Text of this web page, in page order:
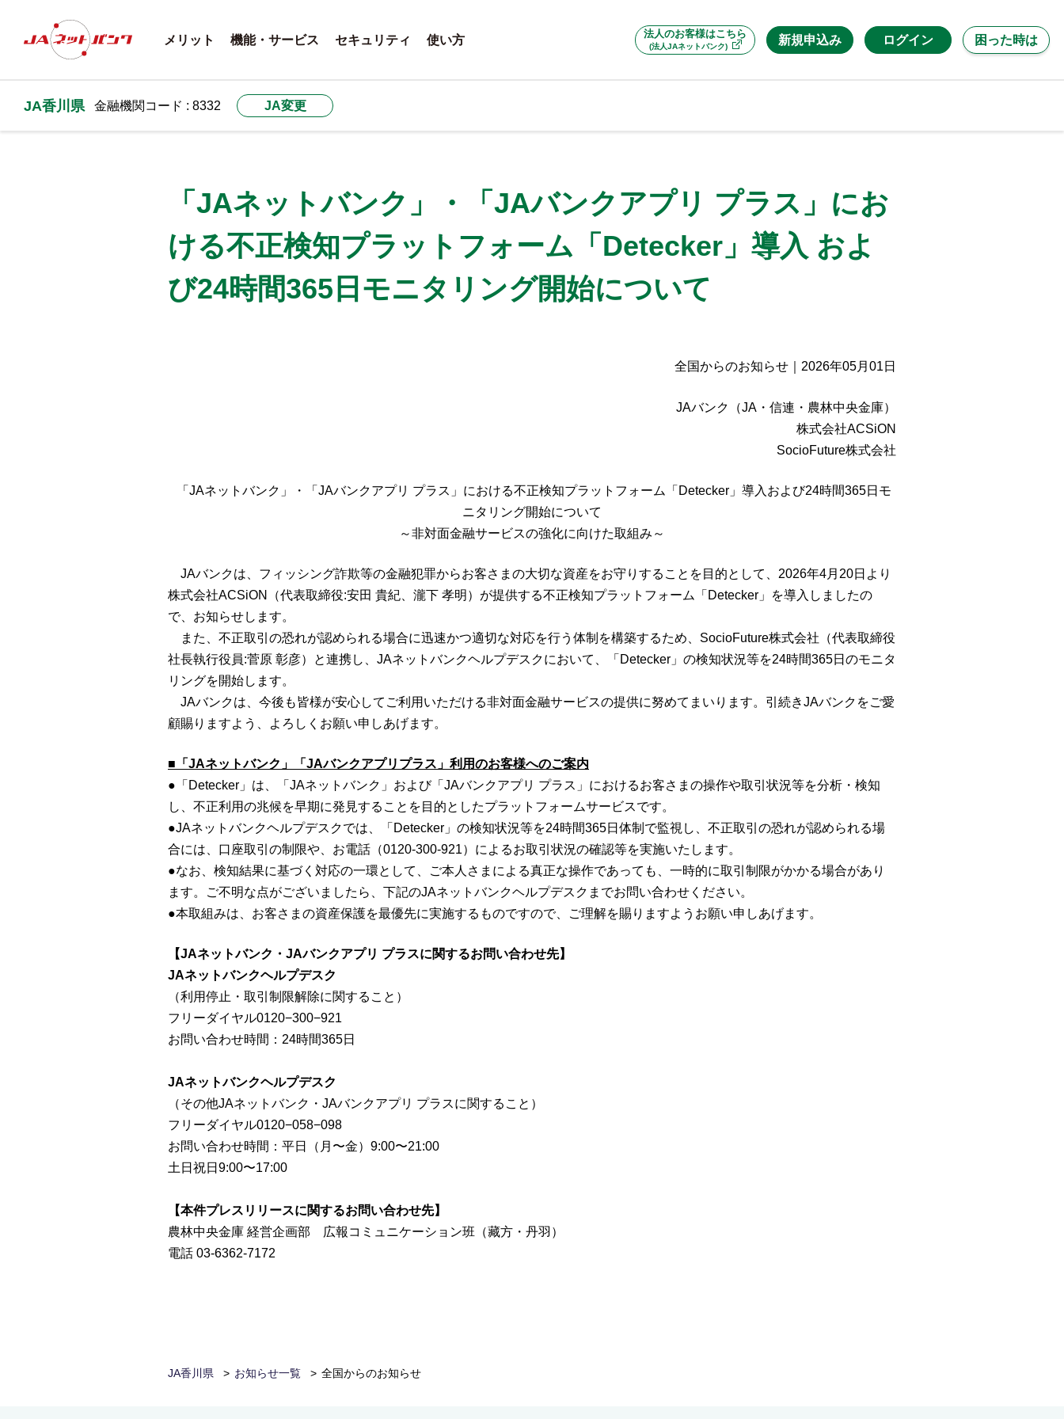
法人のお客様はこちら
(法人JAネットバンク) 新規申込み
メリット 機能・サービス セキュリティ 使い方 ログイン 困った時は
JA香川県 金融機関コード : 8332 JA変更
「JAネットバンク」・「JAバンクアプリ プラス」にお
ける不正検知プラットフォーム「Detecker」導入 およ
び24時間365日モニタリング開始について
全国からのお知らせ 2026年05月01日
JAバンク（JA・信連・農林中央⾦庫）
株式会社ACSiON
SocioFuture株式会社
「JAネットバンク」・「JAバンクアプリ プラス」における不正検知プラットフォーム「Detecker」導入および24時間365日モ
ニタリング開始について
～⾮対⾯⾦融サービスの強化に向けた取組み～
JAバンクは、フィッシング詐欺等の金融犯罪からお客さまの大切な資産をお守りすることを目的として、2026年4月20日より
株式会社ACSiON（代表取締役:安田 貴紀、瀧下 孝明）が提供する不正検知プラットフォーム「Detecker」を導入しましたの
で、お知らせします。
また、不正取引の恐れが認められる場合に迅速かつ適切な対応を行う体制を構築するため、SocioFuture株式会社（代表取締役
社長執行役員:菅原 彰彦）と連携し、JAネットバンクヘルプデスクにおいて、「Detecker」の検知状況等を24時間365日のモニタ
リングを開始します。
JAバンクは、今後も皆様が安心してご利用いただける⾮対⾯⾦融サービスの提供に努めてまいります。引続きJAバンクをご愛
顧賜りますよう、よろしくお願い申しあげます。
■「JAネットバンク」「JAバンクアプリプラス」利用のお客様へのご案内
●「Detecker」は、「JAネットバンク」および「JAバンクアプリ プラス」におけるお客さまの操作や取引状況等を分析・検知
し、不正利用の兆候を早期に発見することを目的としたプラットフォームサービスです。
●JAネットバンクヘルプデスクでは、「Detecker」の検知状況等を24時間365日体制で監視し、不正取引の恐れが認められる場
合には、口座取引の制限や、お電話（0120-300-921）によるお取引状況の確認等を実施いたします。
●なお、検知結果に基づく対応の一環として、ご本人さまによる真正な操作であっても、一時的に取引制限がかかる場合があり
ます。ご不明な点がございましたら、下記のJAネットバンクヘルプデスクまでお問い合わせください。
●本取組みは、お客さまの資産保護を最優先に実施するものですので、ご理解を賜りますようお願い申しあげます。
【JAネットバンク・JAバンクアプリ プラスに関するお問い合わせ先】
JAネットバンクヘルプデスク
（利用停止・取引制限解除に関すること）
フリーダイヤル0120−300−921
お問い合わせ時間：24時間365日
JAネットバンクヘルプデスク
（その他JAネットバンク・JAバンクアプリ プラスに関すること）
フリーダイヤル0120−058−098
お問い合わせ時間：平日（⽉〜⾦）9:00〜21:00
土日祝日9:00〜17:00
【本件プレスリリースに関するお問い合わせ先】
農林中央⾦庫 経営企画部 広報コミュニケーション班（藏方・丹羽）
電話 03-6362-7172
JA香川県 お知らせ一覧 全国からのお知らせ